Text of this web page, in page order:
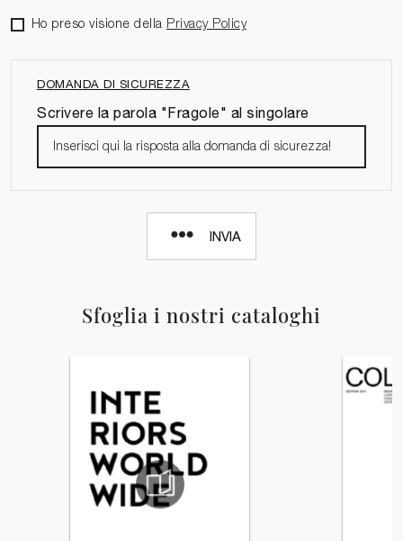
Sfoglia i nostri cataloghi
Ho preso visione della Privacy Policy
DOMANDA DI SICUREZZA
Scrivere la parola "Fragole" al singolare
INVIA